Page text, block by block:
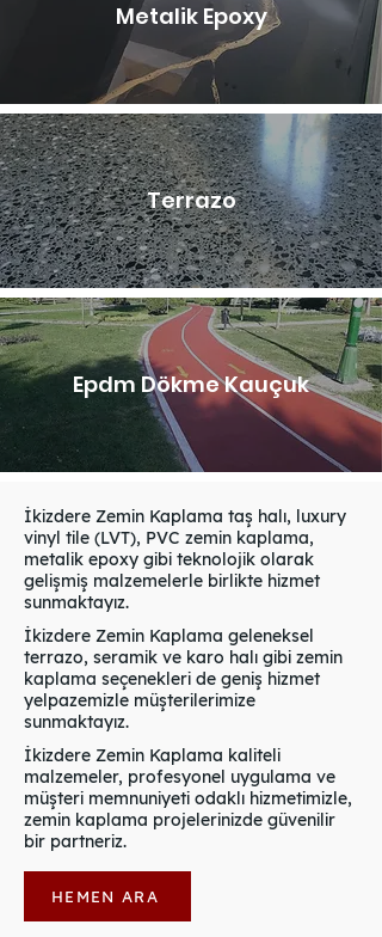
Metalik Epoxy
Terrazo
Epdm Dökme Kauçuk
İkizdere Zemin Kaplama taş halı, luxury
vinyl tile (LVT), PVC zemin kaplama,
metalik epoxy gibi teknolojik olarak
gelişmiş malzemelerle birlikte hizmet
sunmaktayız.
İkizdere Zemin Kaplama geleneksel
terrazo, seramik ve karo halı gibi zemin
kaplama seçenekleri de geniş hizmet
yelpazemizle müşterilerimize
sunmaktayız.
İkizdere Zemin Kaplama kaliteli
malzemeler, profesyonel uygulama ve
müşteri memnuniyeti odaklı hizmetimizle,
zemin kaplama projelerinizde güvenilir
bir partneriz.
HEMEN ARA